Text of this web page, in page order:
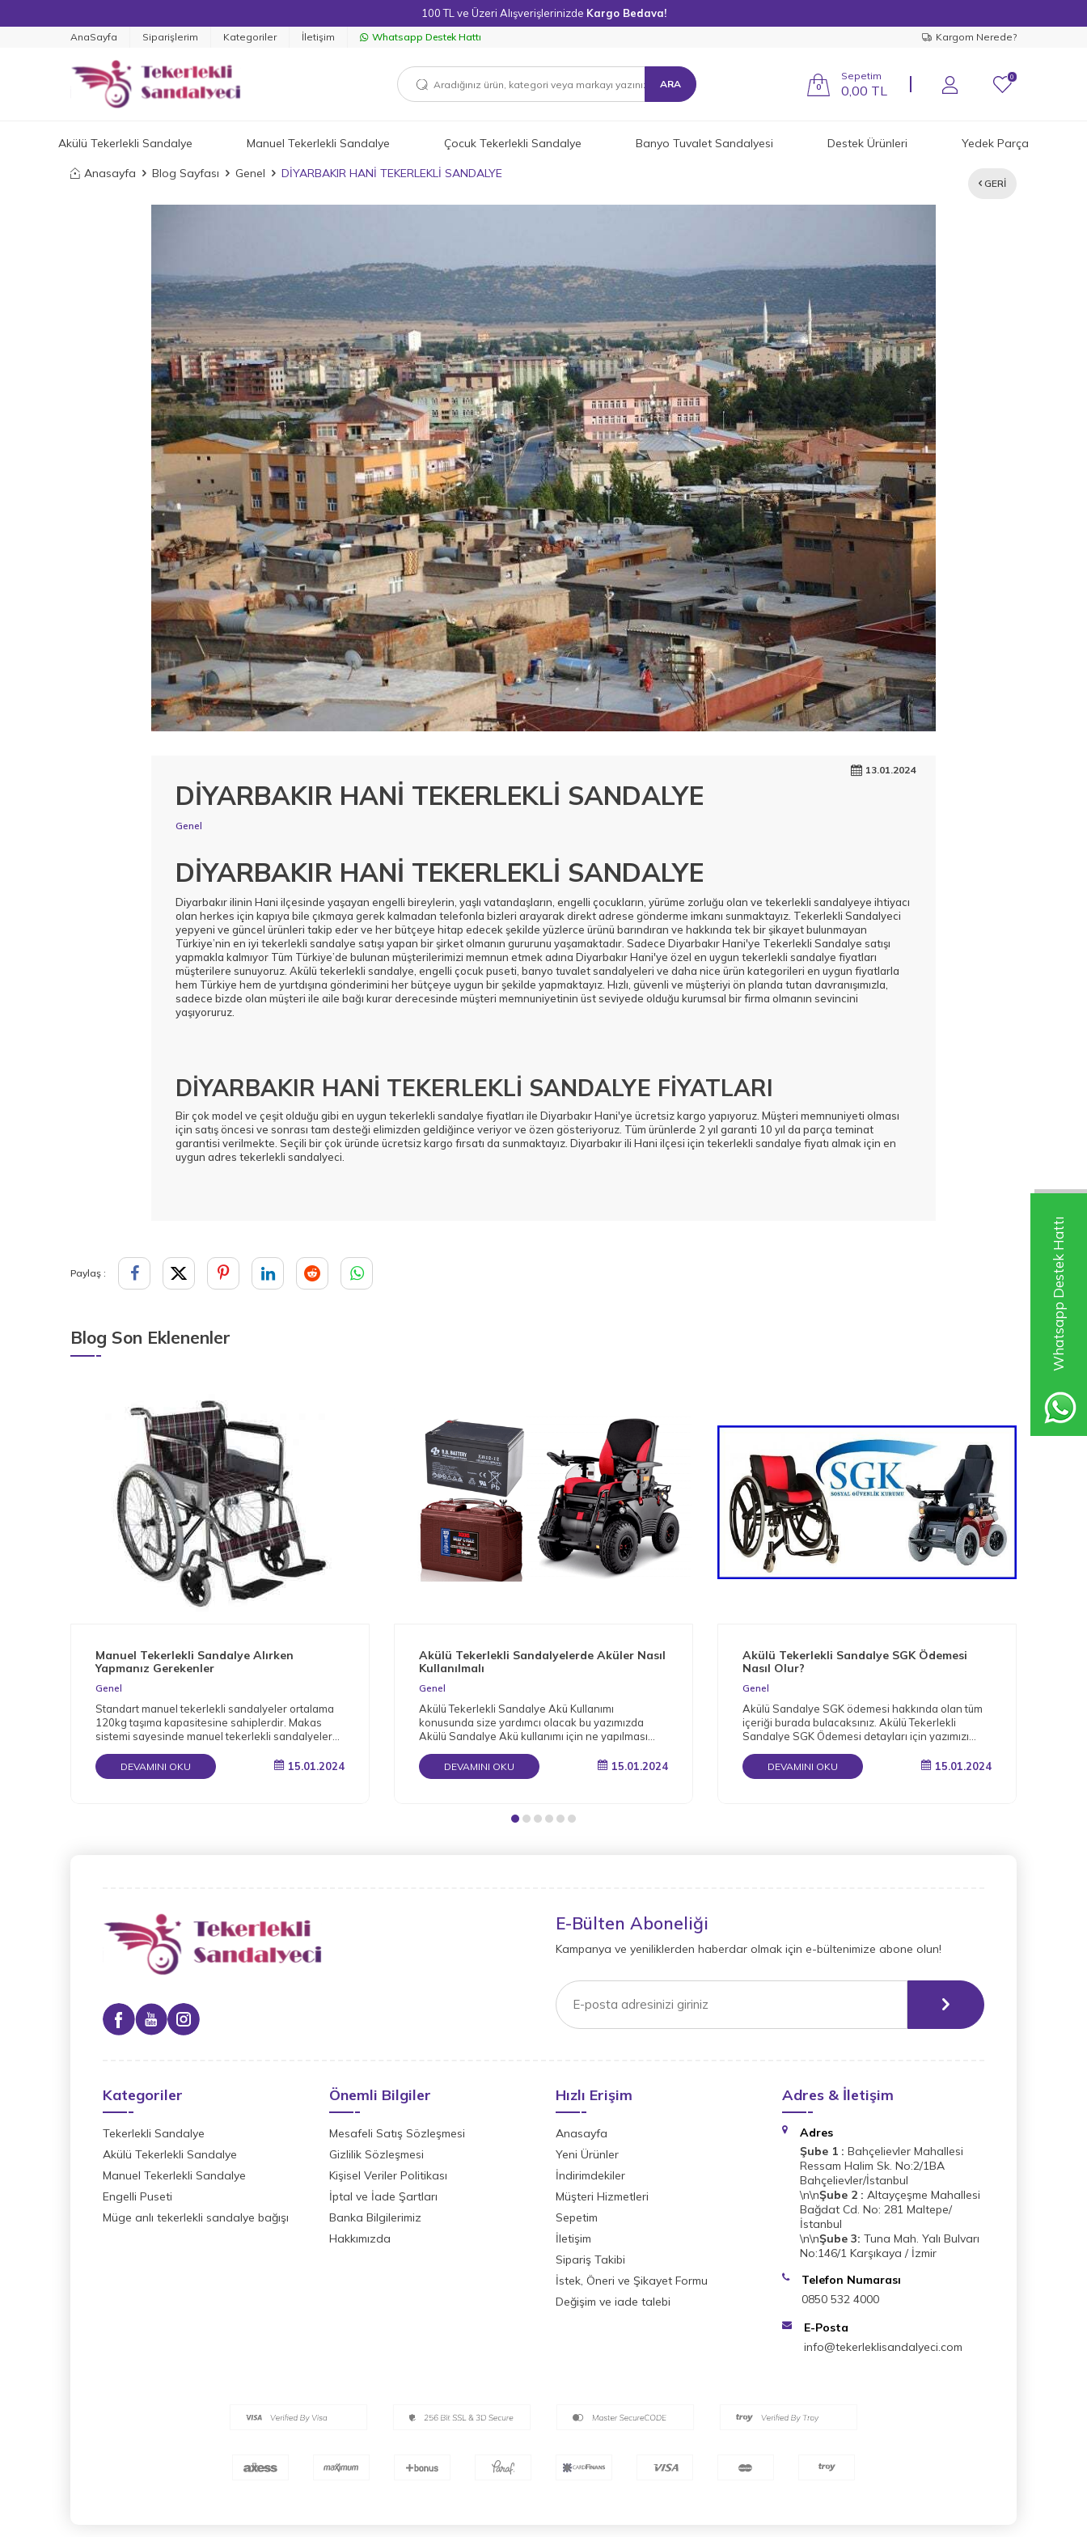
Whatsapp Destek Hattı
100 TL ve Üzeri Alışverişlerinizde Kargo Bedava!
AnaSayfa Siparişlerim Kategoriler İletişim Whatsapp Destek Hattı Kargom Nerede?
ARA 0
Sepetim
0,00 TL
0
Akülü Tekerlekli Sandalye Manuel Tekerlekli Sandalye Çocuk Tekerlekli Sandalye Banyo Tuvalet Sandalyesi Destek Ürünleri Yedek Parça
Anasayfa Blog Sayfası Genel DİYARBAKIR HANİ TEKERLEKLİ SANDALYE
GERI
13.01.2024
DİYARBAKIR HANİ TEKERLEKLİ SANDALYE
Genel
DİYARBAKIR HANİ TEKERLEKLİ SANDALYE
Diyarbakır ilinin Hani ilçesinde yaşayan engelli bireylerin, yaşlı vatandaşların, engelli çocukların, yürüme zorluğu olan ve tekerlekli sandalyeye ihtiyacı
olan herkes için kapıya bile çıkmaya gerek kalmadan telefonla bizleri arayarak direkt adrese gönderme imkanı sunmaktayız. Tekerlekli Sandalyeci
yepyeni ve güncel ürünleri takip eder ve her bütçeye hitap edecek şekilde yüzlerce ürünü barındıran ve hakkında tek bir şikayet bulunmayan
Türkiye’nin en iyi tekerlekli sandalye satışı yapan bir şirket olmanın gururunu yaşamaktadır. Sadece Diyarbakır Hani'ye Tekerlekli Sandalye satışı
yapmakla kalmıyor Tüm Türkiye’de bulunan müşterilerimizi memnun etmek adına Diyarbakır Hani'ye özel en uygun tekerlekli sandalye fiyatları
müşterilere sunuyoruz. Akülü tekerlekli sandalye, engelli çocuk puseti, banyo tuvalet sandalyeleri ve daha nice ürün kategorileri en uygun fiyatlarla
hem Türkiye hem de yurtdışına gönderimini her bütçeye uygun bir şekilde yapmaktayız. Hızlı, güvenli ve müşteriyi ön planda tutan davranışımızla,
sadece bizde olan müşteri ile aile bağı kurar derecesinde müşteri memnuniyetinin üst seviyede olduğu kurumsal bir firma olmanın sevincini
yaşıyoruruz.
DİYARBAKIR HANİ TEKERLEKLİ SANDALYE FİYATLARI
Bir çok model ve çeşit olduğu gibi en uygun tekerlekli sandalye fiyatları ile Diyarbakır Hani'ye ücretsiz kargo yapıyoruz. Müşteri memnuniyeti olması
için satış öncesi ve sonrası tam desteği elimizden geldiğince veriyor ve özen gösteriyoruz. Tüm ürünlerde 2 yıl garanti 10 yıl da parça teminat
garantisi verilmekte. Seçili bir çok üründe ücretsiz kargo fırsatı da sunmaktayız. Diyarbakır ili Hani ilçesi için tekerlekli sandalye fiyatı almak için en
uygun adres tekerlekli sandalyeci.
Paylaş :
Blog Son Eklenenler
Manuel Tekerlekli Sandalye Alırken
Yapmanız Gerekenler
Genel
Standart manuel tekerlekli sandalyeler ortalama
120kg taşıma kapasitesine sahiplerdir. Makas
sistemi sayesinde manuel tekerlekli sandalyeler
DEVAMINI OKU 15.01.2024
Akülü Tekerlekli Sandalyelerde Aküler Nasıl
Kullanılmalı
Genel
Akülü Tekerlekli Sandalye Akü Kullanımı
konusunda size yardımcı olacak bu yazımızda
Akülü Sandalye Akü kullanımı için ne yapılması
DEVAMINI OKU 15.01.2024
Akülü Tekerlekli Sandalye SGK Ödemesi
Nasıl Olur?
Genel
Akülü Sandalye SGK ödemesi hakkında olan tüm
içeriği burada bulacaksınız. Akülü Tekerlekli
Sandalye SGK Ödemesi detayları için yazımızı
DEVAMINI OKU 15.01.2024
E-Bülten Aboneliği
Kampanya ve yeniliklerden haberdar olmak için e-bültenimize abone olun!
Kategoriler
Tekerlekli Sandalye
Akülü Tekerlekli Sandalye
Manuel Tekerlekli Sandalye
Engelli Puseti
Müge anlı tekerlekli sandalye bağışı
Önemli Bilgiler
Mesafeli Satış Sözleşmesi
Gizlilik Sözleşmesi
Kişisel Veriler Politikası
İptal ve İade Şartları
Banka Bilgilerimiz
Hakkımızda
Hızlı Erişim
Anasayfa
Yeni Ürünler
İndirimdekiler
Müşteri Hizmetleri
Sepetim
İletişim
Sipariş Takibi
İstek, Öneri ve Şikayet Formu
Değişim ve iade talebi
Adres & İletişim
Adres
Şube 1 : Bahçelievler Mahallesi
Ressam Halim Sk. No:2/1BA
Bahçelievler/İstanbul
\n\nŞube 2 : Altayçeşme Mahallesi
Bağdat Cd. No: 281 Maltepe/
İstanbul
\n\nŞube 3: Tuna Mah. Yalı Bulvarı
No:146/1 Karşıkaya / İzmir
Telefon Numarası
0850 532 4000
E-Posta
info@tekerleklisandalyeci.com